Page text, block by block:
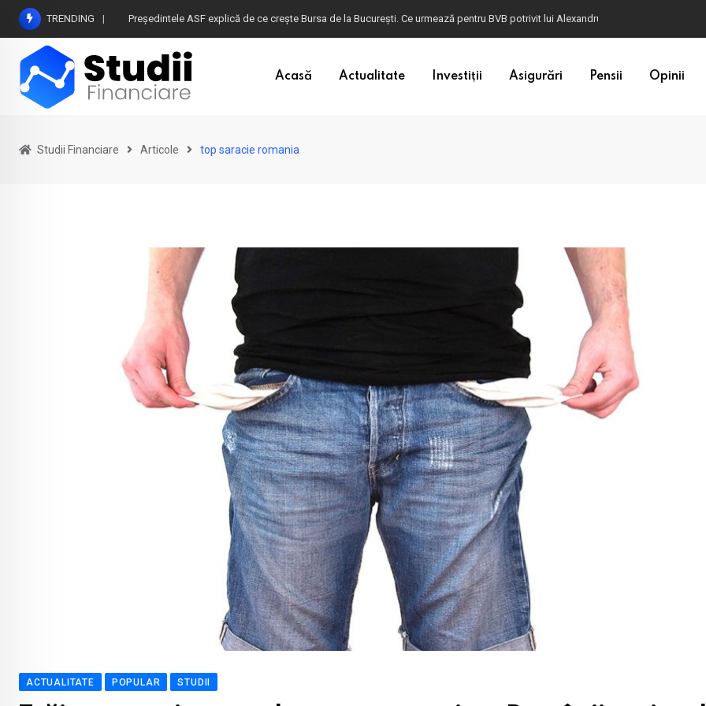
Skip
content
TRENDING Președintele ASF explică de ce crește Bursa de la București. Ce urmează pentru BVB potrivit lui Alexandru Petrescu
Acasă Actualitate Investiții Asigurări Pensii Opinii
Studii Financiare Articole top saracie romania
ACTUALITATE POPULAR STUDII